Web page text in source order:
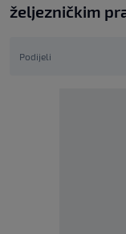
željezničkim
Podijeli